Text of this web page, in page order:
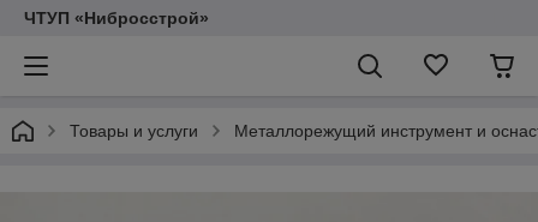
ЧТУП «Нибросстрой»
Товары и услуги Металлорежущий инструмент и